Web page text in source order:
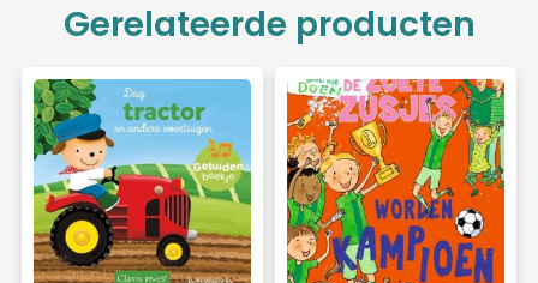
Gerelateerde producten